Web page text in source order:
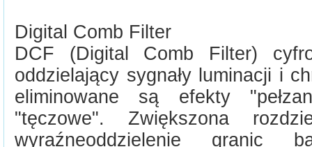
Digital Comb Filter
DCF (Digital Comb Filter)
oddzielający sygnały luminacji i
eliminowane są efekty
"tęczowe". Zwiększona
wyraźneoddzielenie granic